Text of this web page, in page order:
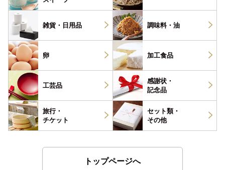
雑貨・ 日用品 調味料・ 油
卵 加工食品
工芸品
感謝状・
記念品
旅行・
チケット
セット類・
その他
トップページへ